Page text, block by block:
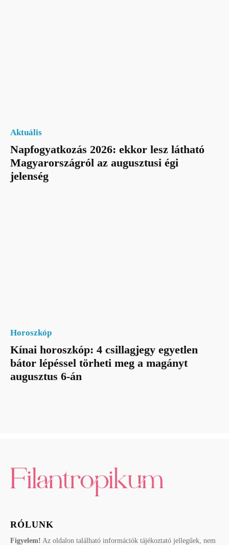
Aktuális
Napfogyatkozás 2026: ekkor lesz látható
Magyarországról az augusztusi égi
jelenség
Horoszkóp
Kínai horoszkóp: 4 csillagjegy egyetlen
bátor lépéssel törheti meg a magányt
augusztus 6-án
RÓLUNK
Figyelem! Az oldalon található információk tájékoztató jellegűek, nem